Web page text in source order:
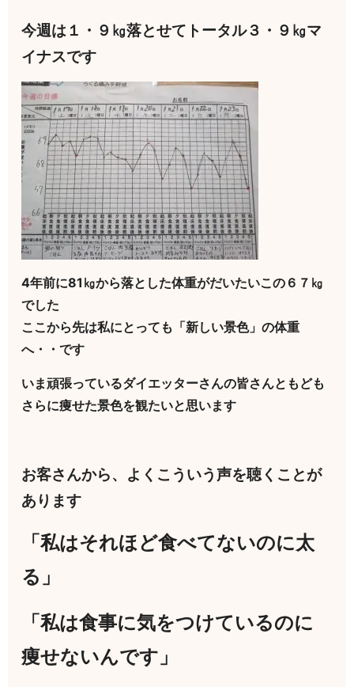
今週は１・９㎏落とせてトータル３・９㎏マ
イナスです
4年前に81㎏から落とした体重がだいたいこの６７㎏
でした
ここから先は私にとっても「新しい景色」の体重
へ・・です
いま頑張っているダイエッターさんの皆さんともども
さらに痩せた景色を観たいと思います
お客さんから、よくこういう声を聴くことが
あります
「私はそれほど食べてないのに太
る」
「私は食事に気をつけているのに
痩せないんです」